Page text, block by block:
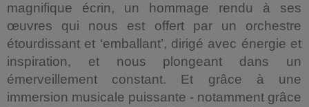
magnifique écrin, un hommage rendu à ses
œuvres qui nous est offert par un orchestre
étourdissant et ‘emballant’, dirigé avec énergie et
inspiration, et nous plongeant dans un
émerveillement constant. Et grâce à une
immersion musicale puissante - notamment grâce